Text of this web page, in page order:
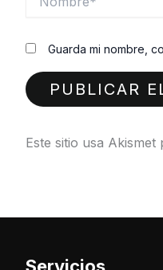
Guarda mi nombre,
Este sitio usa